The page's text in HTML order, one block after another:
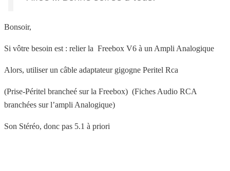
Bonsoir,
Si vôtre besoin est : relier la Freebox V6 à un Ampli Analogique
Alors, utiliser un câble adaptateur gigogne Peritel Rca
(Prise-Péritel brancheé sur la Freebox) (Fiches Audio RCA
branchées sur l’ampli Analogique)
Son Stéréo, donc pas 5.1 à priori